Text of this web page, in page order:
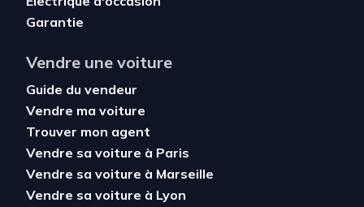
Garantie
Vendre une voiture
Guide du vendeur
Vendre ma voiture
Trouver mon agent
Vendre sa voiture à Paris
Vendre sa voiture à Marseille
Vendre sa voiture à Lyon